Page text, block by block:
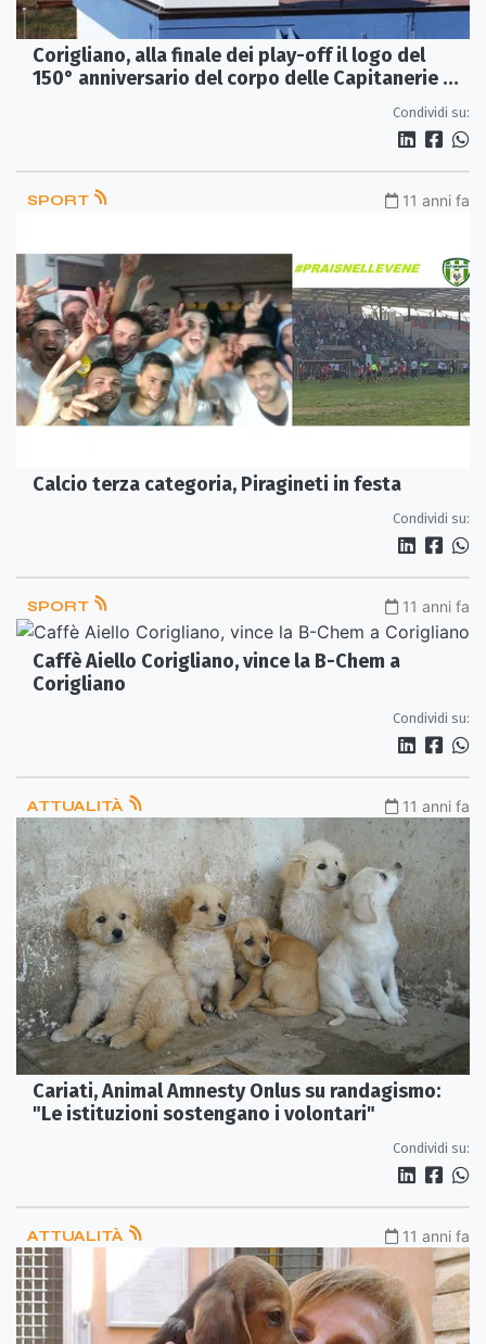
Corigliano, alla finale dei play-off il logo del
150° anniversario del corpo delle Capitanerie di
Condividi su:
SPORT 11 anni fa
Calcio terza categoria, Piragineti in festa
Condividi su:
SPORT 11 anni fa
Caffè Aiello Corigliano, vince la B-Chem a
Corigliano
Condividi su:
ATTUALITÀ 11 anni fa
Cariati, Animal Amnesty Onlus su randagismo:
"Le istituzioni sostengano i volontari"
Condividi su:
ATTUALITÀ 11 anni fa